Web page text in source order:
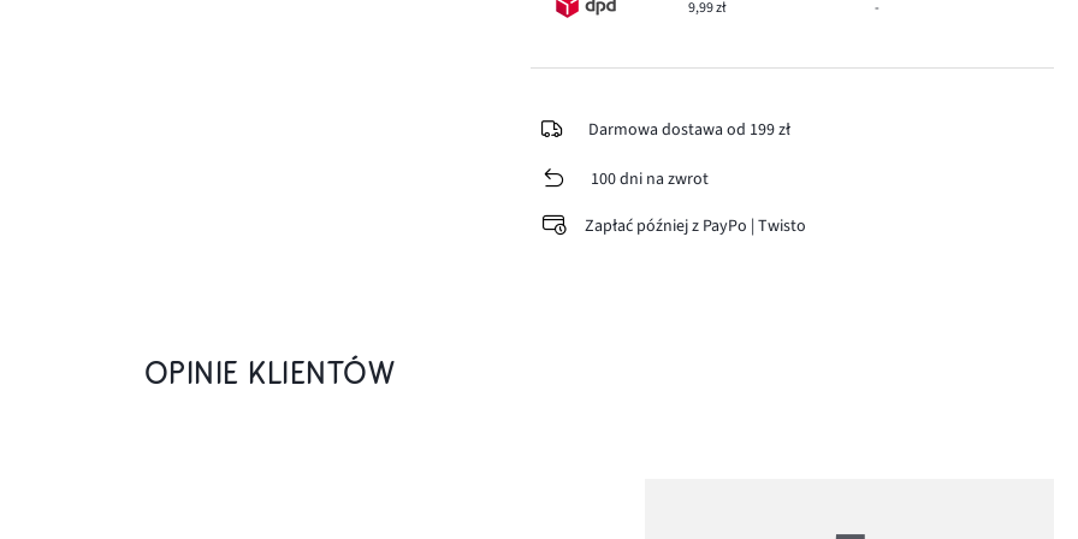
9,99 zł -
Darmowa dostawa od 199 zł
100 dni na zwrot
Zapłać później z PayPo | Twisto
OPINIE KLIENTÓW